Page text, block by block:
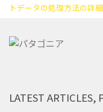
トデータの処理方法の詳
LATEST ARTICLES,